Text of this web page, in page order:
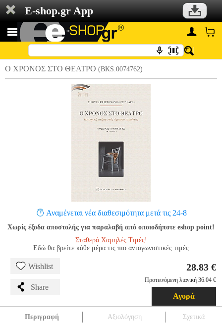
E-shop.gr App
Ο ΧΡΟΝΟΣ ΣΤΟ ΘΕΑΤΡΟ (BKS.0074762)
Αναμένεται νέα διαθεσιμότητα μετά τις 24-8
Χωρίς έξοδα αποστολής για παραλαβή από οποιοδήποτε eshop point!
Σταθερά Χαμηλές Τιμές!
Εδώ θα βρείτε κάθε μέρα τις πιο ανταγωνιστικές τιμές
Wishlist
Share
28.83 €
Προτεινόμενη λιανική 36.04 €
Αγορά
Περιγραφή Αξιολόγηση Σχετικά